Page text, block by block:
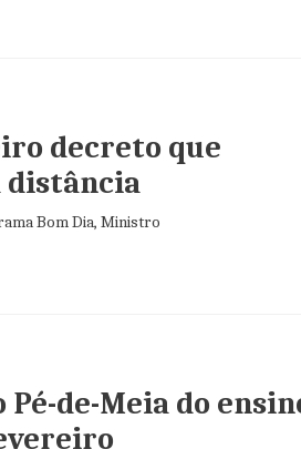
decreto que
distância
Bom Dia, Ministro
de-Meia do